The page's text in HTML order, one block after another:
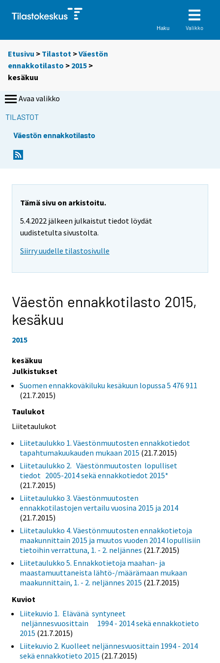
Haku Valikko
Etusivu > Tilastot >Väestön
ennakkotilasto > 2015 >
kesäkuu
Avaa valikko
TILASTOT
Väestön ennakkotilasto
Tämä sivu on arkistoitu.
5.4.2022 jälkeen julkaistut tiedot löydät
uudistetulta sivustolta.
Siirry uudelle tilastosivulle
Väestön ennakkotilasto 2015,
kesäkuu
2015
kesäkuu
Julkistukset
Suomen ennakkoväkiluku kesäkuun lopussa 5 476 911
(21.7.2015)
Taulukot
Liitetaulukot
Liitetaulukko 1. Väestönmuutosten ennakkotiedot
tapahtumakuukauden mukaan 2015 (21.7.2015)
Liitetaulukko 2. Väestönmuutosten lopulliset
tiedot 2005-2014 sekä ennakkotiedot 2015*
(21.7.2015)
Liitetaulukko 3. Väestönmuutosten
ennakkotilastojen vertailu vuosina 2015 ja 2014
(21.7.2015)
Liitetaulukko 4. Väestönmuutosten ennakkotietoja
maakunnittain 2015 ja muutos vuoden 2014 lopullisiin
tietoihin verrattuna, 1. - 2. neljännes (21.7.2015)
Liitetaulukko 5. Ennakkotietoja maahan- ja
maastamuuttaneista lähtö-/määrämaan mukaan
maakunnittain, 1. - 2. neljännes 2015 (21.7.2015)
Kuviot
Liitekuvio 1. Elävänä syntyneet
neljännesvuosittain 1994 - 2014 sekä ennakkotieto
2015 (21.7.2015)
Liitekuvio 2. Kuolleet neljännesvuosittain 1994 - 2014
sekä ennakkotieto 2015 (21.7.2015)